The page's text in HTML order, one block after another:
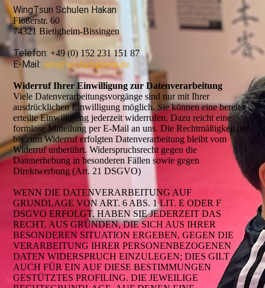
WingTsun Schulen Hakan
Flößerstr. 60
74321 Bietigheim-Bissingen
Telefon: +49 (0) 152 231 151 87
E-Mail: info@wt-bietigheim.de
Widerruf Ihrer Einwilligung zur Datenverarbeitung
Viele Datenverarbeitungsvorgänge sind nur mit Ihrer
ausdrücklichen Einwilligung möglich. Sie können eine bereits
erteilte Einwilligung jederzeit widerrufen. Dazu reicht eine
formlose Mitteilung per E-Mail an uns. Die Rechtmäßigkeit der
bis zum Widerruf erfolgten Datenverarbeitung bleibt vom
Widerruf unberührt. Widerspruchsrecht gegen die
Datenerhebung in besonderen Fällen sowie gegen
Direktwerbung (Art. 21 DSGVO)
WENN DIE DATENVERARBEITUNG AUF
GRUNDLAGE VON ART. 6 ABS. 1 LIT. E ODER F
DSGVO ERFOLGT, HABEN SIE JEDERZEIT DAS
RECHT, AUS GRÜNDEN, DIE SICH AUS IHRER
BESONDEREN SITUATION ERGEBEN, GEGEN DIE
VERARBEITUNG IHRER PERSONENBEZOGENEN
DATEN WIDERSPRUCH EINZULEGEN; DIES GILT
AUCH FÜR EIN AUF DIESE BESTIMMUNGEN
GESTÜTZTES PROFILING. DIE JEWEILIGE